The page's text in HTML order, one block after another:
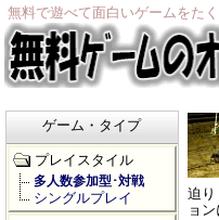
無料で遊べて面白いゲームをたく
迫り
ョ
ゲーム・タイプ
プレイスタイル
多人数参加型･対戦
シングルプレイ